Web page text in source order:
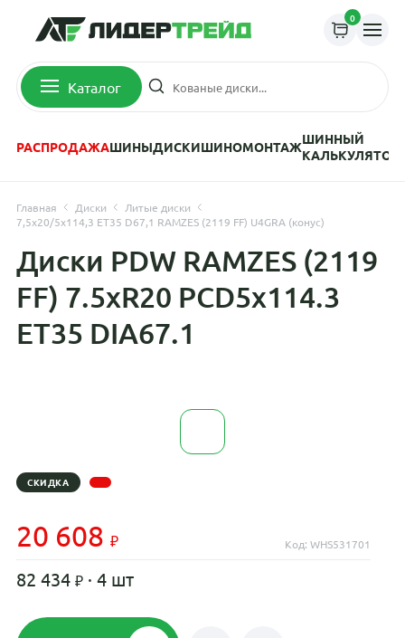
0
Каталог
РАСПРОДАЖАШИНЫДИСКИШИНОМОНТАЖШИННЫЙ
КАЛЬКУЛЯТОР
Главная Диски
Литые диски
7,5x20/5x114,3 ET35 D67,1 RAMZES (2119 FF) U4GRA (конус)
Диски PDW RAMZES (2119
FF) 7.5xR20 PCD5x114.3
ET35 DIA67.1
СКИДКА
20 608 Код: WHS531701
82 434 · 4 шт